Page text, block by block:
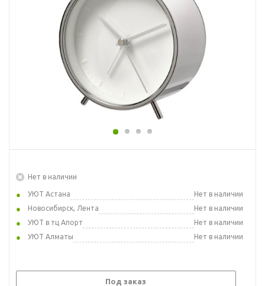
Нет в наличии
УЮТ Астана
Нет в наличии
Новосибирск, Лента
Нет в наличии
УЮТ в тц Апорт
Нет в наличии
УЮТ Алматы
Нет в наличии
Под заказ